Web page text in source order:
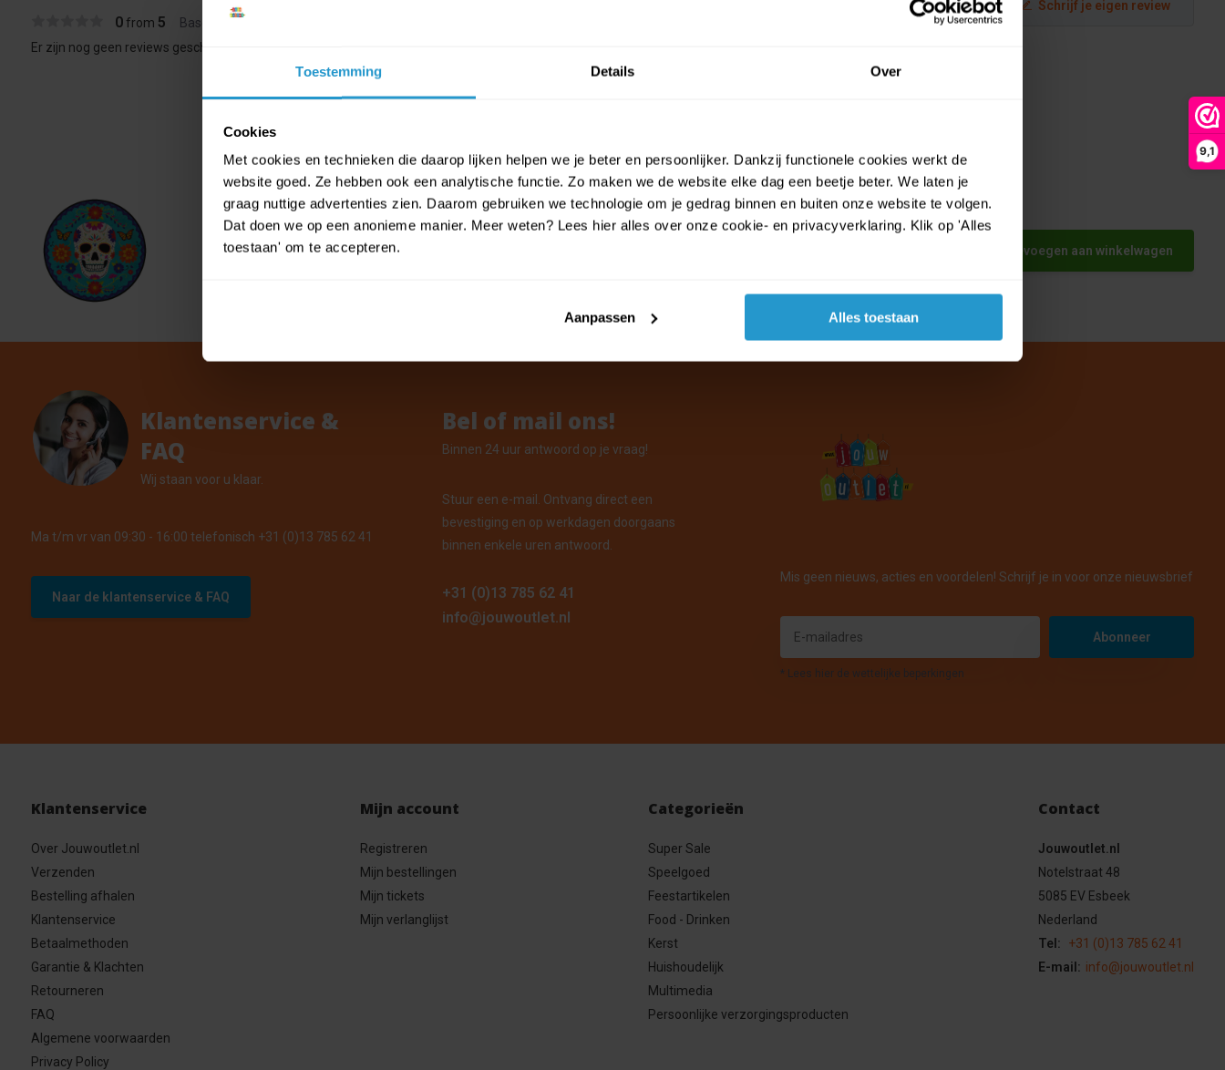
Toestemming Details Over
Cookies
Met cookies en technieken die daarop lijken helpen we je beter en persoonlijker. Dankzij functionele cookies werkt de
website goed. Ze hebben ook een analytische functie. Zo maken we de website elke dag een beetje beter. We laten je
graag nuttige advertenties zien. Daarom gebruiken we technologie om je gedrag binnen en buiten onze website te volgen.
Dat doen we op een anonieme manier. Meer weten? Lees hier alles over onze cookie- en privacyverklaring. Klik op 'Alles
toestaan' om te accepteren.
Aanpassen Alles toestaan
9,1
0from 5 Based on 0 reviews
Schrijf je eigen review
Er zijn nog geen reviews geschreven over dit product..
€ 0,69
€ 0,62
8 kleurrijke Day of the Dead papieren borden
23cm
Toevoegen aan winkelwagen
Klantenservice &
FAQ
Wij staan voor u klaar.
Ma t/m vr van 09:30 - 16:00 telefonisch +31 (0)13 785 62 41
Naar de klantenservice & FAQ
Bel of mail ons!
Binnen 24 uur antwoord op je vraag!
Stuur een e-mail. Ontvang direct een
bevestiging en op werkdagen doorgaans
binnen enkele uren antwoord.
+31 (0)13 785 62 41
info@jouwoutlet.nl
Mis geen nieuws, acties en voordelen! Schrijf je in voor onze nieuwsbrief
Abonneer
* Lees hier de wettelijke beperkingen
Klantenservice
Over Jouwoutlet.nl
Verzenden
Bestelling afhalen
Klantenservice
Betaalmethoden
Garantie & Klachten
Retourneren
FAQ
Algemene voorwaarden
Privacy Policy
Mijn account
Registreren
Mijn bestellingen
Mijn tickets
Mijn verlanglijst
Categorieën
Super Sale
Speelgoed
Feestartikelen
Food - Drinken
Kerst
Huishoudelijk
Multimedia
Persoonlijke verzorgingsproducten
Contact
Jouwoutlet.nl
Notelstraat 48
5085 EV Esbeek
Nederland
Tel:
+31 (0)13 785 62 41
E-mail: info@jouwoutlet.nl